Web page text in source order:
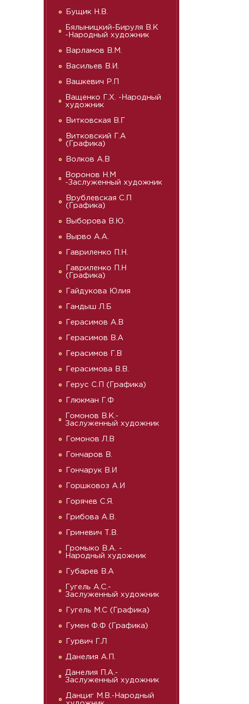
Бущик Н.В.
Бялыницкий-Бируля В.К
-Народный художник
Варламов В.М.
Васильев В.И.
Вашкевич Р.П
Ващенко Г.Х. -Народный
художник
Витковская В.Г
Витковский Г.А
(Графика)
Волков А.В
Воронов Н.М
-Заслуженный художник
Врублевская С.П
(Графика)
Выборова В.Ю.
Вырво А.А.
Гавриленко П.Н.
Гавриленко П.Н
(Графика)
Гайдукова Юлия
Гандыш Л.Б
Герасимов А.В
Герасимов В.А
Герасимов Г.В
Герасимова В.В.
Герус С.П (Графика)
Глюкман Г.Ф
Гомонов В.К.-
Заслуженный художник
Гомонов Л.В
Гончаров В.
Гончарук В.И
Горшковоз А.И
Горячев С.Я.
Грибова А.В.
Гриневич Т.В.
Громыко В.А. -
Народный художник
Губарев В.А
Гугель А.С.-
Заслуженный художник
Гугель М.С (Графика)
Гумен Ф.Ф (Графика)
Гурвич Г.Л
Данелия А.П.
Данелия П.А.-
Заслуженный художник
Данциг М.В.-Народный